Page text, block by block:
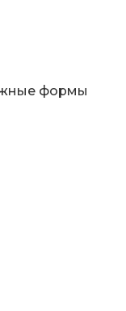
формы